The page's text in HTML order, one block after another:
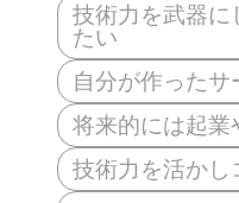
技術力を武器に
たい
自分が作った
将来的には起業
技術力を活かし